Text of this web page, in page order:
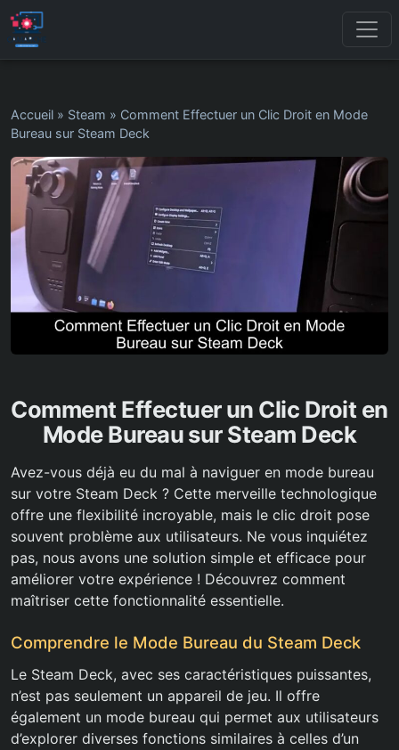
Accueil » Steam » Comment Effectuer un Clic Droit en Mode
Bureau sur Steam Deck
Comment Effectuer un Clic Droit en
Mode Bureau sur Steam Deck
Avez-vous déjà eu du mal à naviguer en mode bureau
sur votre Steam Deck ? Cette merveille technologique
offre une flexibilité incroyable, mais le clic droit pose
souvent problème aux utilisateurs. Ne vous inquiétez
pas, nous avons une solution simple et efficace pour
améliorer votre expérience ! Découvrez comment
maîtriser cette fonctionnalité essentielle.
Comprendre le Mode Bureau du Steam Deck
Le Steam Deck, avec ses caractéristiques puissantes,
n’est pas seulement un appareil de jeu. Il offre
également un mode bureau qui permet aux utilisateurs
d’explorer diverses fonctions similaires à celles d’un